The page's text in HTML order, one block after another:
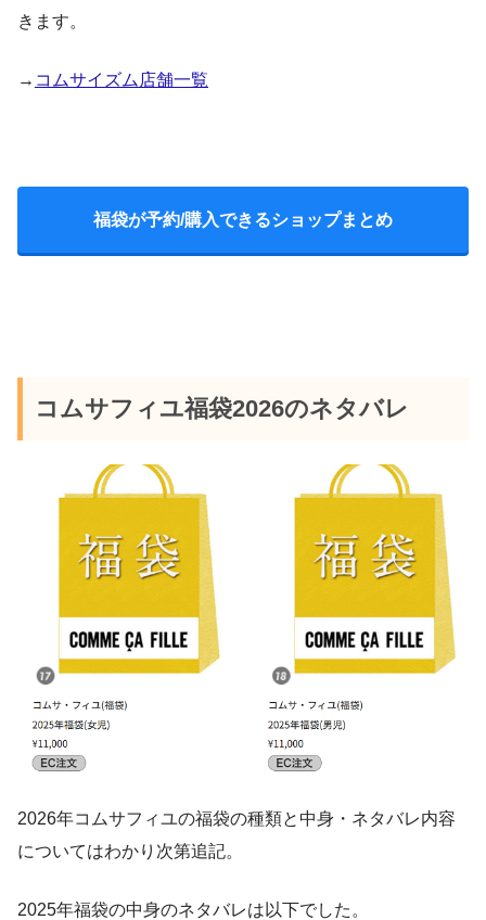
きます。
→ コムサイズム店舗一覧
福袋が予約/購入できるショップまとめ
コムサフィユ福袋2026のネタバレ
2026年コムサフィユの福袋の種類と中身・ネタバレ内容
についてはわかり次第追記。
2025年福袋の中身のネタバレは以下でした。